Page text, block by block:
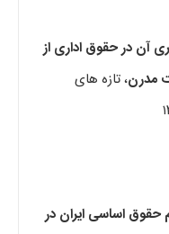
آن درحقوق اداری از
مدرن، تازه های
حقوق اساسی ایران در